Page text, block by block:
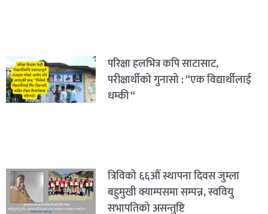
परिक्षा हलभित्र कपि साटासाट,
परीक्षार्थीको गुनासो : “एक विद्यार्थीलाई
धम्की “
त्रिविको ६६औं स्थापना दिवस जुम्ला
बहुमुखी क्याम्पसमा सम्पन्न, स्ववियु
सभापतिको असन्तुष्टि